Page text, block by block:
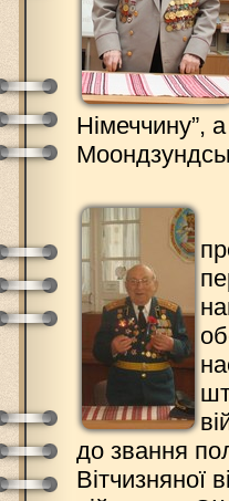
Німеччину”,
до звання
Вітчизняної